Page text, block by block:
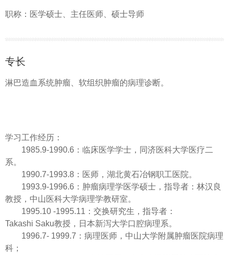
职称：医学硕士、主任医师、硕士导师
专长
淋巴造血系统肿瘤、软组织肿瘤的病理诊断。
学习工作经历：
1985.9-1990.6：临床医学学士，同济医科大学医疗二
系。
1990.7-1993.8：医师，湖北黄石冶钢职工医院。
1993.9-1996.6：肿瘤病理学医学硕士，指导者：林汉良
教授，中山医科大学病理学教研室。
1995.10 -1995.11：交换研究生，指导者：
Takashi Saku教授，日本新泻大学口腔病理系。
1996.7- 1999.7：病理医师，中山大学附属肿瘤医院病理
科；